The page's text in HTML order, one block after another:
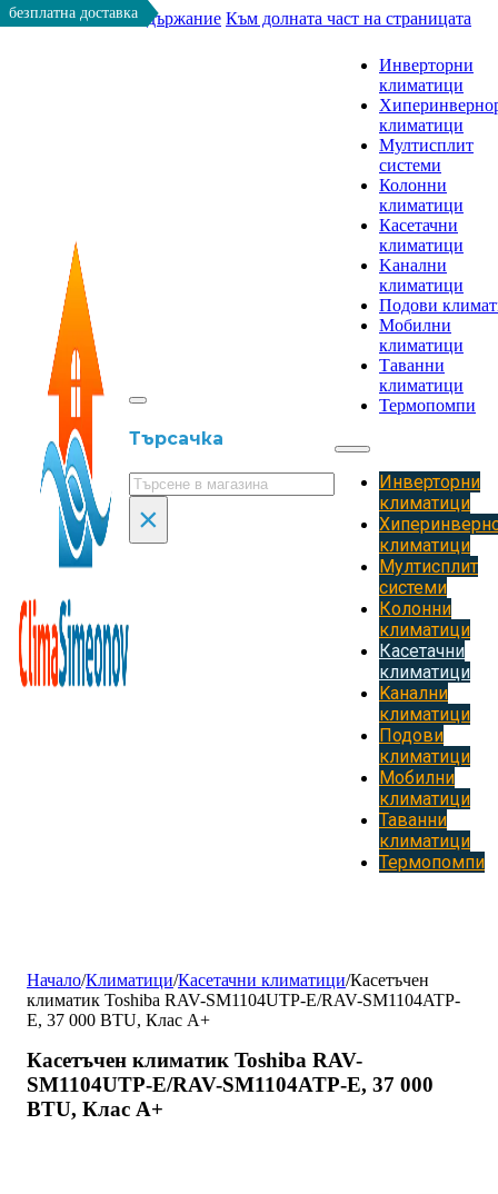
Към основното съдържание Към долната част на страницата
Търсачка
Търсене
×
Инверторни
климатици
климатици
Мултисплит
системи
Колонни
климатици
Касетачни
климатици
Kанални
климатици
Подови
Мобилни
климатици
Таванни
климатици
Термопомпи
Инверторни
климатици
климатици
Мултисплит
системи
Колонни
климатици
Касетачни
климатици
Kанални
климатици
Подови
климатици
Мобилни
климатици
Таванни
климатици
Термопомпи
Начало/Климатици/Касетачни климатици/Касетъчен
климатик Toshiba RAV-SM1104UTP-E/RAV-SM1104ATP-
E, 37 000 BTU, Клас A+
Касетъчен климатик Toshiba RAV-
SM1104UTP-E/RAV-SM1104ATP-E, 37 000
BTU, Клас A+
безплатна доставка